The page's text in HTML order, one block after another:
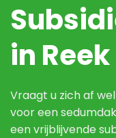
in Reek
Vraagt u zich af
voor een
een vrijblijvende